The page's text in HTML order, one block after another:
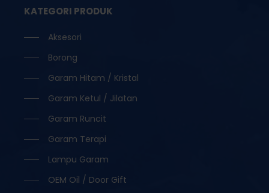
KATEGORI PRODUK
Aksesori
Borong
Garam Hitam / Kristal
Garam Ketul / Jilatan
Garam Runcit
Garam Terapi
Lampu Garam
OEM Oil / Door Gift